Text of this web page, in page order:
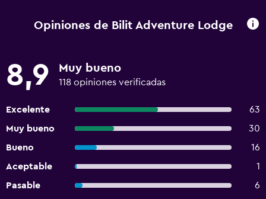
Opiniones de Bilit Adventure Lodge
8,9 Muy bueno
118 opiniones verificadas
Excelente
63
Muy bueno
30
Bueno
16
Aceptable
1
Pasable
6